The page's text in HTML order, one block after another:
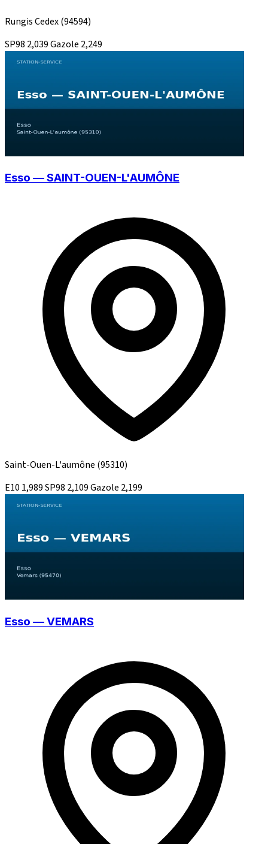
Rungis Cedex(94594)
SP98 2,039Gazole 2,249
Esso — SAINT-OUEN-L'AUMÔNE
Saint-Ouen-L'aumône (95310)
E10 1,989SP98 2,109Gazole 2,199
Esso — VEMARS